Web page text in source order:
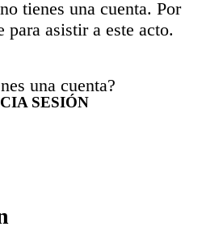
tienes una cuenta. Por
para asistir a este acto.
una cuenta?
SESIÓN